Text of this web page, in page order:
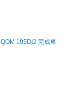
QOM 105Di2 完成車